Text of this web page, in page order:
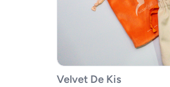
Velvet De Kis